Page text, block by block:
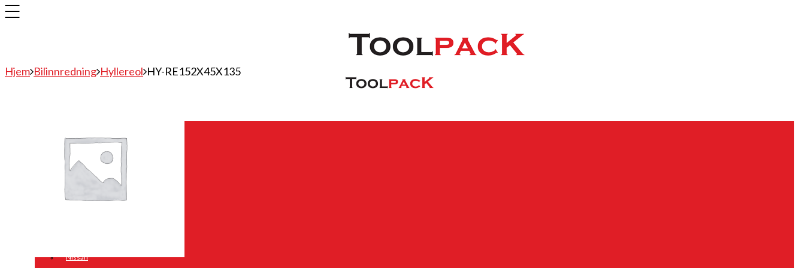
Hyundai
Nissan
Hjem Bilinnredning Hyllereol HY-RE152X45X135